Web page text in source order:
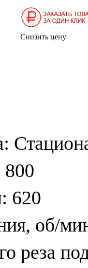
Снизить цену
620
об/
реза